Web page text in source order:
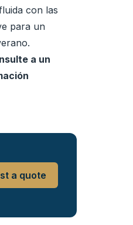
con las
para un
a un
a quote